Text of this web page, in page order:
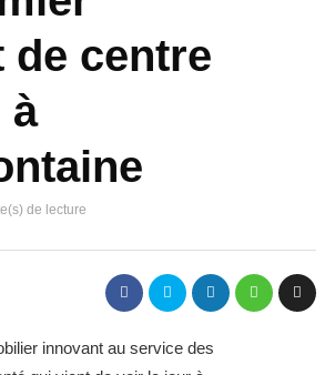
de centre
à
de lecture
innovant au service des